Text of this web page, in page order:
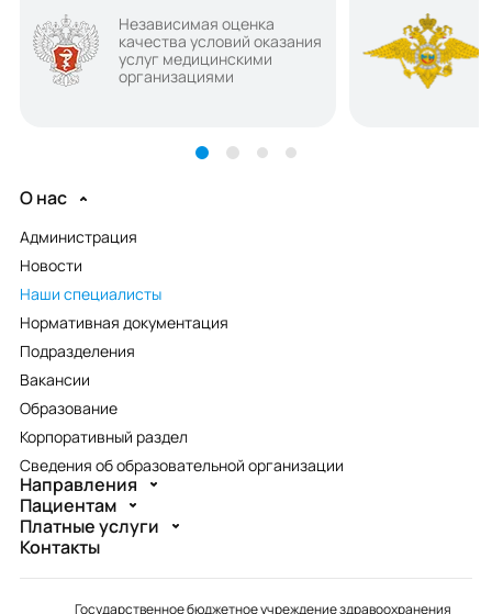
Независимая оценка
качества условий оказания
услуг медицинскими
организациями
О нас
Администрация
Новости
Наши специалисты
Нормативная документация
Подразделения
Вакансии
Образование
Корпоративный раздел
Сведения об образовательной организации
Направления
Пациентам
Платные услуги
Контакты
Государственное бюджетное учреждение здравоохранения